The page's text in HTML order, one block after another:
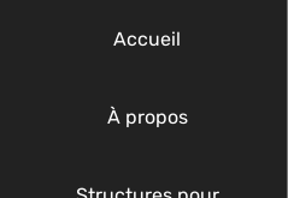
Accueil
À propos